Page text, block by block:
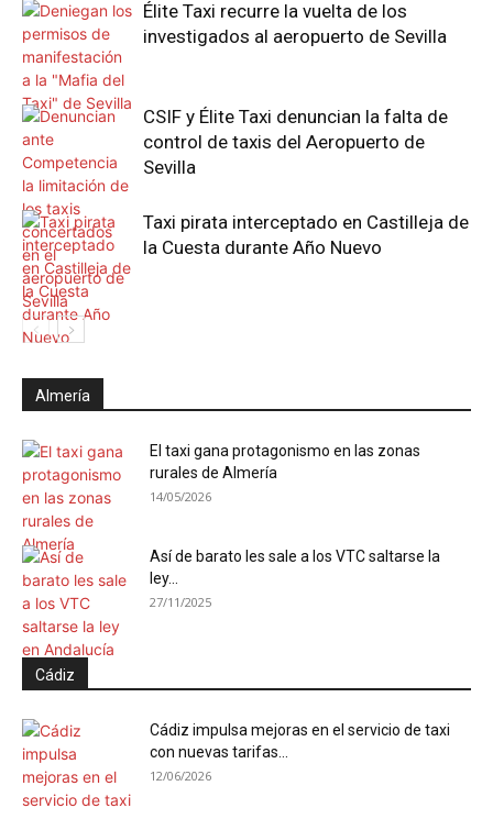
Élite Taxi recurre la vuelta de los
investigados al aeropuerto de Sevilla
CSIF y Élite Taxi denuncian la falta de
control de taxis del Aeropuerto de
Sevilla
Taxi pirata interceptado en Castilleja de
la Cuesta durante Año Nuevo
Almería
El taxi gana protagonismo en las zonas
rurales de Almería
14/05/2026
Así de barato les sale a los VTC saltarse la
ley...
27/11/2025
Cádiz
Cádiz impulsa mejoras en el servicio de taxi
con nuevas tarifas...
12/06/2026